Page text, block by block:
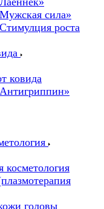
сила»
роста
ковида
косметология
головы